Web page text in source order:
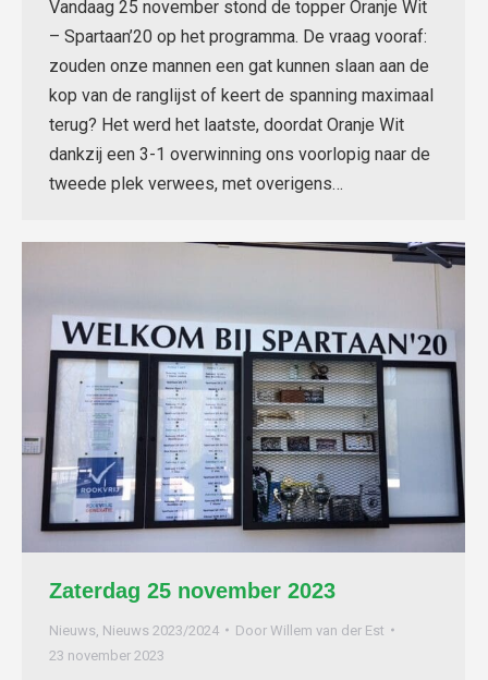
Vandaag 25 november stond de topper Oranje Wit
– Spartaan’20 op het programma. De vraag vooraf:
zouden onze mannen een gat kunnen slaan aan de
kop van de ranglijst of keert de spanning maximaal
terug? Het werd het laatste, doordat Oranje Wit
dankzij een 3-1 overwinning ons voorlopig naar de
tweede plek verwees, met overigens…
Zaterdag 25 november 2023
Nieuws Nieuws 2023/2024 Door Willem van der Est
23 november 2023